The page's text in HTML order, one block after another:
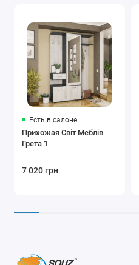
Есть в салоне
Прихожая Світ Меблів
Грета 1
7 020 грн